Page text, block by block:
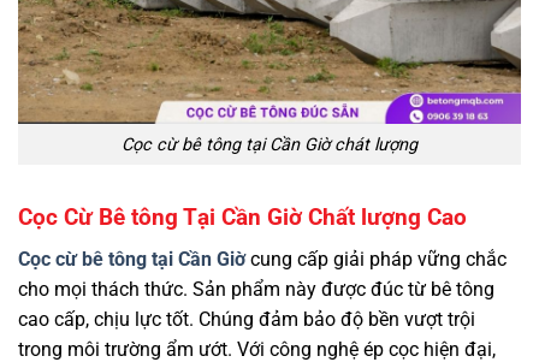
Cọc cừ bê tông tại Cần Giờ chát lượng
Cọc Cừ Bê tông Tại Cần Giờ Chất lượng Cao
Cọc cừ bê tông tại Cần Giờcung cấp giải pháp vững chắc
cho mọi thách thức. Sản phẩm này được đúc từ bê tông
cao cấp, chịu lực tốt. Chúng đảm bảo độ bền vượt trội
trong môi trường ẩm ướt. Với công nghệ ép cọc hiện đại,